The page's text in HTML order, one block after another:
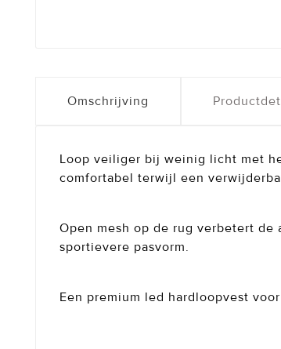
Omschrijving
Loop veiliger bij weinig licht met
comfortabel terwijl een
Open mesh op de rug verbetert
sportievere pasvorm.
Een premium led hardloopvest